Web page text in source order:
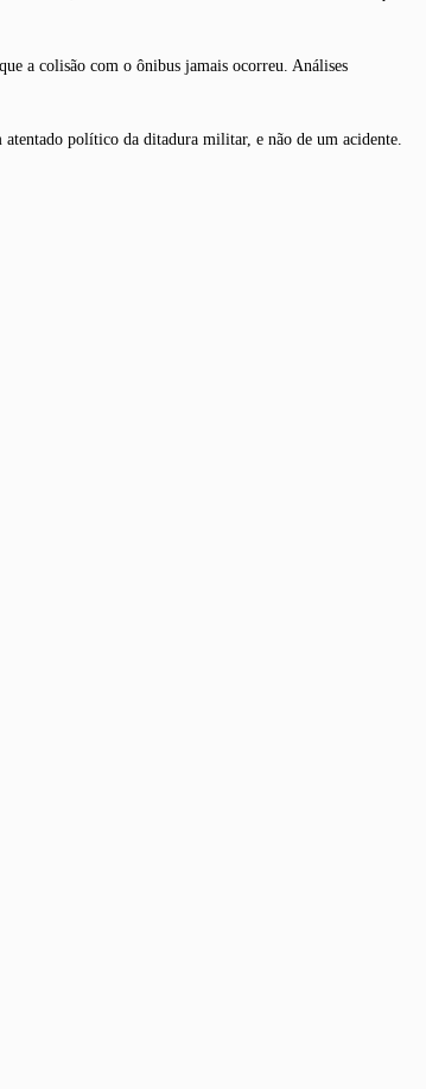
a colisão com o ônibus jamais ocorreu. Análises
político da ditadura militar, e não de um acidente.